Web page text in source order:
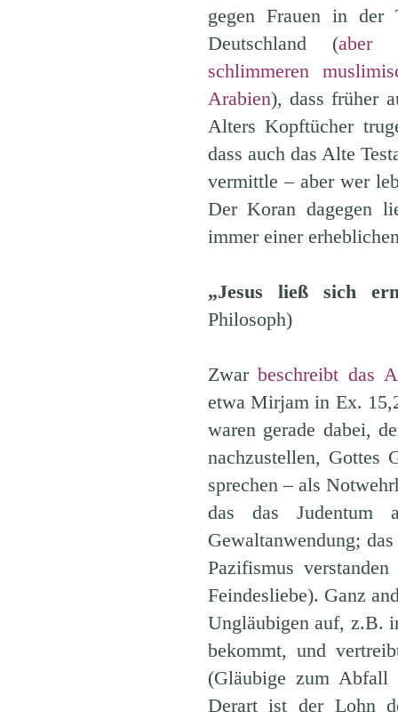
gegen Frauen in
Deutschland (aber
schlimmeren
Arabien), dass früher
Alters Kopftücher
dass auch das Alte
vermittle – aber wer
Der Koran dagegen
immer einer
„Jesus ließ sich
Philosoph)
Zwarbeschreibt das
etwa Mirjam in Ex.
waren gerade dabei,
nachzustellen, Gottes
sprechen – als
das das Judentum
Gewaltanwendung;
Pazifismus
Feindesliebe). Ganz
Ungläubigen auf, z.B.
bekommt, und
(Gläubige zum
Derart ist der Lohn